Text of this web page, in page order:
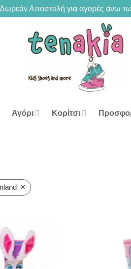
Δωρεάν Αποστολή για αγορές άνω
Αγόρι Κορίτσι
×